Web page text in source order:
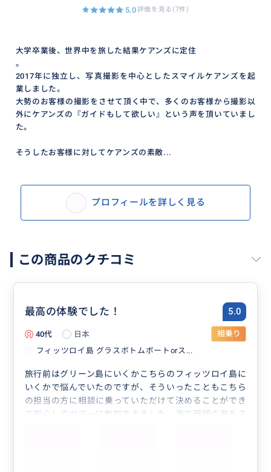
5.0評価を見る(7件)
大学卒業後、世界中を旅した結果ケアンズに定住
。
2017年に独立し、写真撮影を中心としたスマイルケアンズを起
業しました。
大勢のお客様の撮影をさせて頂く中で、多くのお客様から撮影以
外にケアンズの『ガイドもして欲しい』という声を頂いていまし
た。
そうしたお客様に対してケアンズの素敵...
プロフィールを詳しく見る
この商品のクチコミ
最高の体験でした！ 5.0
40代 日本
相乗り
フィッツロイ島 グラスボトムボートorス...
旅行前はグリーン島にいくかこちらのフィッツロイ島に
いくかで悩んでいたのですが、そういったこともこちら
の担当の方に相談に乗っていただけて決めることができ
て安心してツアーに参加できました。海で珊瑚の海をス